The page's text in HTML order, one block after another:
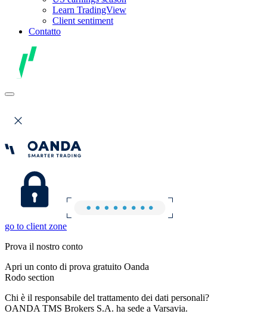
Learn TradingView
Client sentiment
Contatto
go to client zone
Prova il nostro conto
Apri un conto di prova gratuito Oanda
Rodo section
Chi è il responsabile del trattamento dei dati personali?
OANDA TMS Brokers S.A. ha sede a Varsavia.